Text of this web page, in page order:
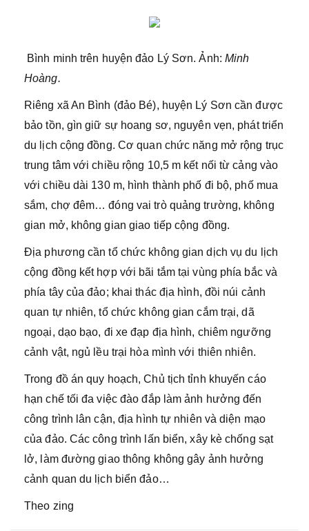
Bình minh trên huyện đảo Lý Sơn. Ảnh: Minh
Hoàng.
Riêng xã An Bình (đảo Bé), huyện Lý Sơn cần được
bảo tồn, gìn giữ sự hoang sơ, nguyên vẹn, phát triển
du lịch cộng đồng. Cơ quan chức năng mở rộng trục
trung tâm với chiều rộng 10,5 m kết nối từ cảng vào
với chiều dài 130 m, hình thành phố đi bộ, phố mua
sắm, chợ đêm… đóng vai trò quảng trường, không
gian mở, không gian giao tiếp cộng đồng.
Địa phương cần tổ chức không gian dịch vụ du lịch
cộng đồng kết hợp với bãi tắm tại vùng phía bắc và
phía tây của đảo; khai thác địa hình, đồi núi cảnh
quan tự nhiên, tổ chức không gian cắm trại, dã
ngoại, dạo bạo, đi xe đạp địa hình, chiêm ngưỡng
cảnh vật, ngủ lều trại hòa mình với thiên nhiên.
Trong đồ án quy hoạch, Chủ tịch tỉnh khuyến cáo
hạn chế tối đa việc đào đắp làm ảnh hưởng đến
công trình lân cận, địa hình tự nhiên và diện mạo
của đảo. Các công trình lấn biển, xây kè chống sạt
lở, làm đường giao thông không gây ảnh hưởng
cảnh quan du lịch biển đảo…
Theo zing